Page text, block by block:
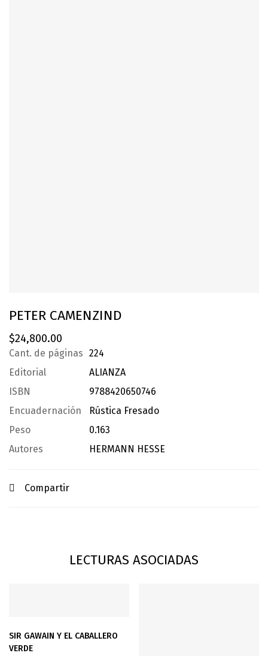
PETER CAMENZIND
$24,800.00
Cant. de páginas 224
Editorial
ALIANZA
ISBN
9788420650746
Encuadernación
Rústica Fresado
Peso
0.163
Autores
HERMANN HESSE
Compartir
LECTURAS ASOCIADAS
SIR GAWAIN Y EL CABALLERO
VERDE